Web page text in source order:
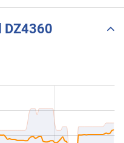
DZ4360